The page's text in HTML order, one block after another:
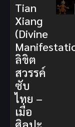
Tian
Xiang
(Divine
ลิขิต
สวรรค์
ซับ
ไทย –
เมื่อ